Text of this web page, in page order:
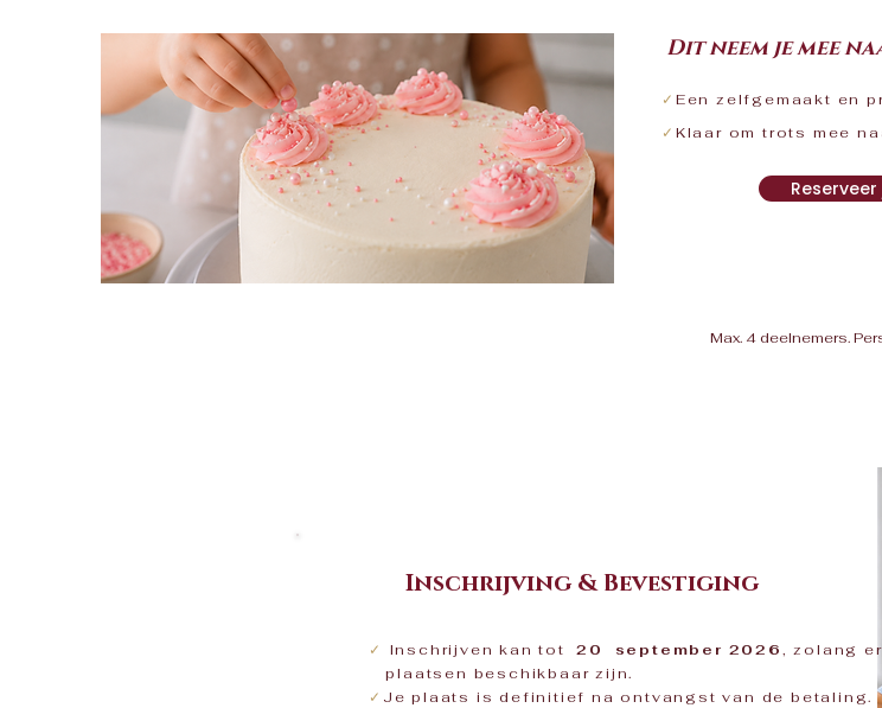
Dit neem je mee
✓ Een zelfgemaakt en
✓ Klaar om trots mee
Max. 4 deelnemers.
Inschrijving & Bevestiging
✓ Inschrijven kan tot20 september 2026, zolang er
plaatsen beschikbaar zijn.
✓ Je plaats is definitief na ontvangst van de betaling.